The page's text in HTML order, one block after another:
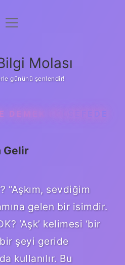
Uyarı
menüyü
Molası
gününü şenlendir!
DEMEK FELSEFEDE
Gelir
“Aşkım, sevdiğim
gelen bir isimdir.
‘Aşk’ kelimesi ‘bir
şeyi geride
kullanılır. Bu